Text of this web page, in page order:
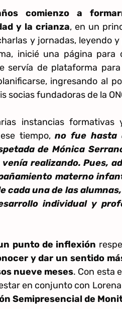
comienzo a
y la crianza, en un
y jornadas, leyendo
inicié una página
servía de plataforma
ingresando al
socias fundadoras de la
instancias formativas
tiempo,no fue hasta
de Mónica
realizando. Pues,
materno
cada una de las
individual y
punto de inflexión
y dar un sentido
nueve meses. Con esta
en conjunto con
Semipresencial de